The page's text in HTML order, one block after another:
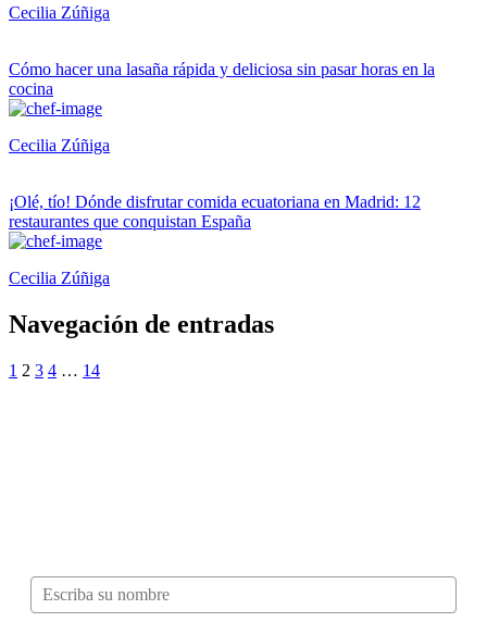
Cecilia Zúñiga
Cómo hacer una lasaña rápida y deliciosa sin pasar horas en la
cocina
Cecilia Zúñiga
¡Olé, tío! Dónde disfrutar comida ecuatoriana en Madrid: 12
restaurantes que conquistan España
Cecilia Zúñiga
Navegación de entradas
1 2 3 4 … 14